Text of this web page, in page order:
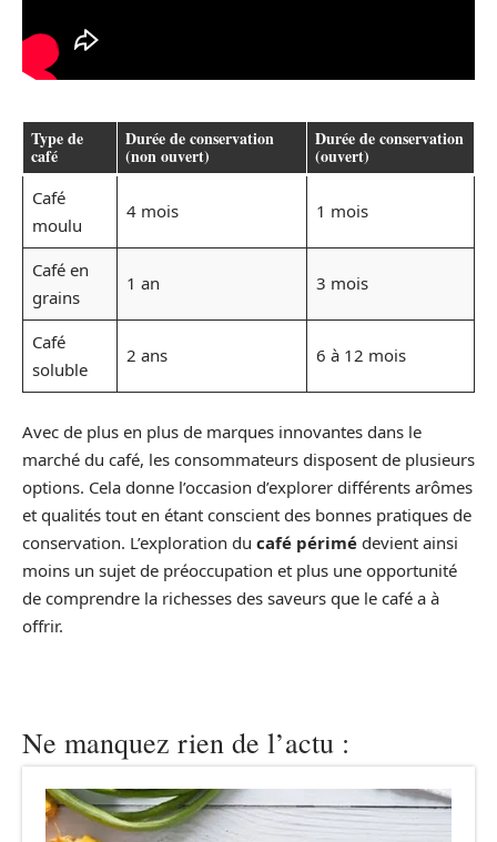
Type de
café
Durée de conservation
(non ouvert)
Durée de conservation
(ouvert)
Café
moulu
4 mois 1 mois
Café en
grains
1 an 3 mois
Café
soluble
2 ans 6 à 12 mois
Avec de plus en plus de marques innovantes dans le
marché du café, les consommateurs disposent de plusieurs
options. Cela donne l’occasion d’explorer différents arômes
et qualités tout en étant conscient des bonnes pratiques de
conservation. L’exploration du café périmé devient ainsi
moins un sujet de préoccupation et plus une opportunité
de comprendre la richesses des saveurs que le café a à
offrir.
Ne manquez rien de l’actu :